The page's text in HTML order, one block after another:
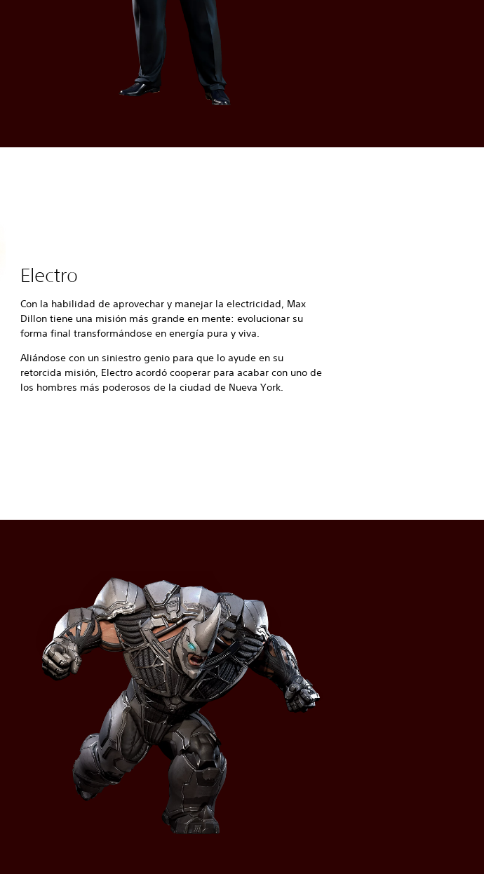
Electro
Con la habilidad de aprovechar y manejar la electricidad, Max
Dillon tiene una misión más grande en mente: evolucionar su
forma final transformándose en energía pura y viva.
Aliándose con un siniestro genio para que lo ayude en su
retorcida misión, Electro acordó cooperar para acabar con uno de
los hombres más poderosos de la ciudad de Nueva York.